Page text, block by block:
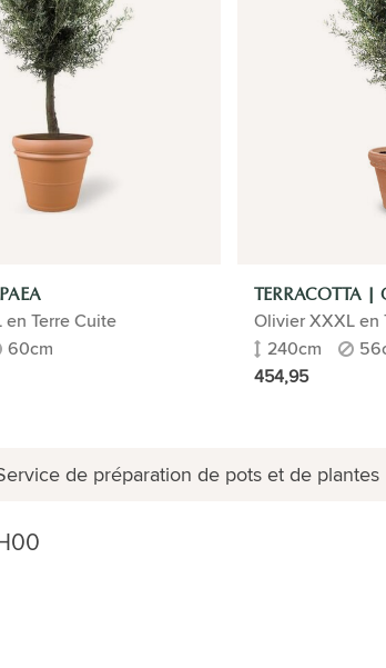
Terre Cuite
60cm
TERRACOTTA |
Olivier XXXL en
240cm
454,95
de préparation de pots et de plantes